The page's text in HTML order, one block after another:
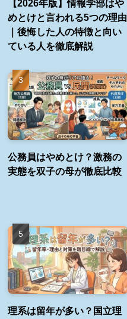
【2026年版】情報学部はや
めとけと言われる5つの理由
｜後悔した人の特徴と向い
ている人を徹底解説
公務員はやめとけ？激務の
実態を双子の母が徹底比較
理系は留年が多い？国立理